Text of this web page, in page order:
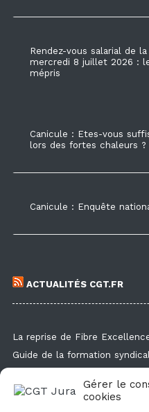
Gérer le
cookies
Rendez-vous salarial de
mercredi 8 juillet 2026 :
mépris
Canicule : Etes-vous
lors des fortes chaleurs
Canicule : Enquête
ACTUALITÉS CGT.FR
La reprise de Fibre
Guide de la formation
Droit de retrait : comment